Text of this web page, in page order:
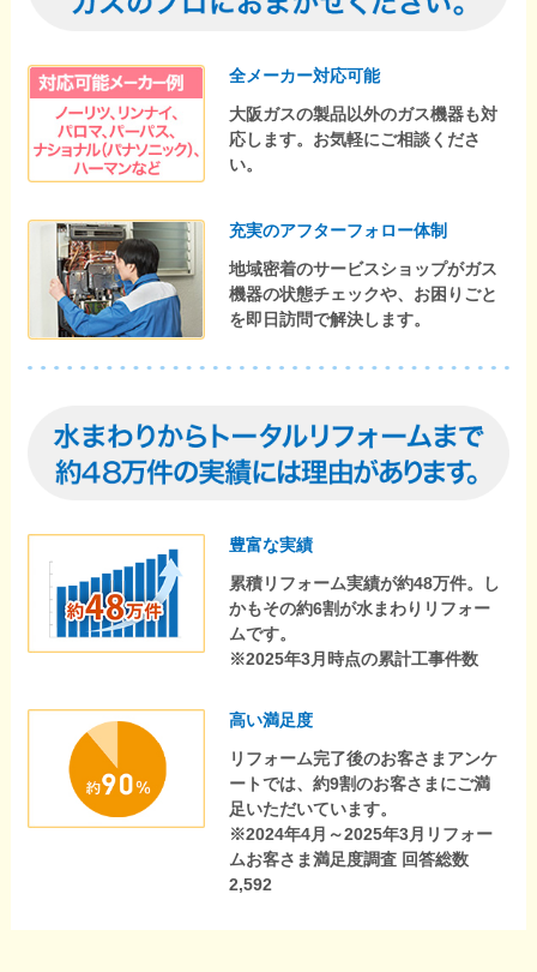
全メーカー対応可能
大阪ガスの製品以外のガス機器も対
応します。お気軽にご相談くださ
い。
充実のアフターフォロー体制
地域密着のサービスショップがガス
機器の状態チェックや、お困りごと
を即日訪問で解決します。
豊富な実績
累積リフォーム実績が約48万件。し
かもその約6割が水まわりリフォー
ムです。
※2025年3月時点の累計工事件数
高い満足度
リフォーム完了後のお客さまアンケ
ートでは、約9割のお客さまにご満
足いただいています。
※2024年4月～2025年3月リフォー
ムお客さま満足度調査 回答総数
2,592